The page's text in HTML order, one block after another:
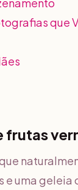
que
frutas
uma geleia